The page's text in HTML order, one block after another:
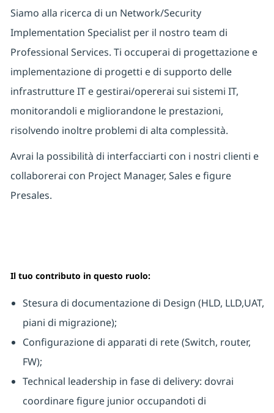
Siamo alla ricerca di un Network/Security
Implementation Specialist per il nostro team di
Professional Services. Ti occuperai di progettazione e
implementazione di progetti e di supporto delle
infrastrutture IT e gestirai/opererai sui sistemi IT,
monitorandoli e migliorandone le prestazioni,
risolvendo inoltre problemi di alta complessità.
Avrai la possibilità di interfacciarti con i nostri clienti e
collaborerai con Project Manager, Sales e figure
Presales.
Il tuo contributo in questo ruolo:
Stesura di documentazione di Design (HLD, LLD,UAT,
piani di migrazione);
Configurazione di apparati di rete (Switch, router,
FW);
Technical leadership in fase di delivery: dovrai
coordinare figure junior occupandoti di